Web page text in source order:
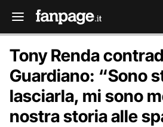
Tony Renda
Guardiano: “Sono
lasciarla, mi sono
nostra storia alle